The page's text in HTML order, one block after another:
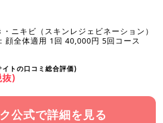
ニキビ（スキンレジェビネーション）
顔全体適用 1回 40,000円 5回コース
トの口コミ総合評価)
)
公式で詳細を見る